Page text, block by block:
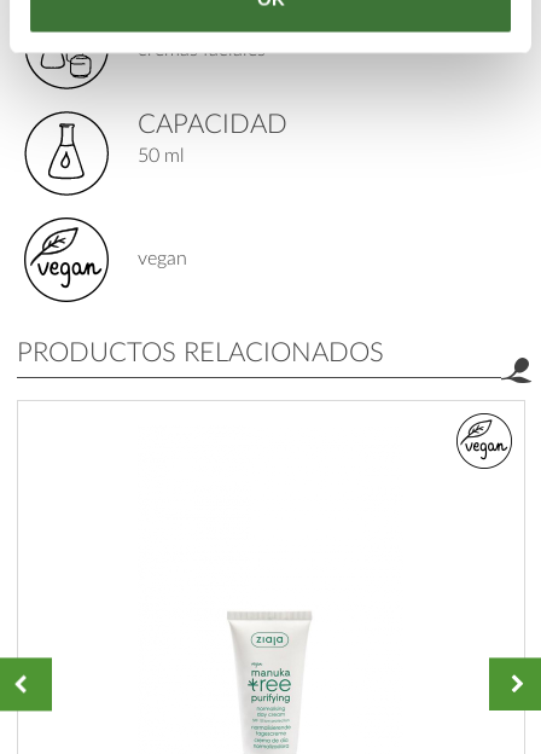
cremas faciales
CAPACIDAD
50 ml
vegan
PRODUCTOS RELACIONADOS